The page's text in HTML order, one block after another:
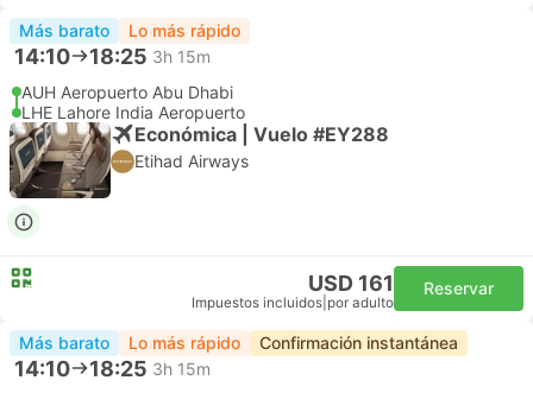
Más barato Lo más rápido
14:10 18:25 3h 15m
AUH Aeropuerto Abu Dhabi
LHE Lahore India Aeropuerto
Económica | Vuelo #EY288
Etihad Airways
USD 161
Impuestos incluidos por adulto
Reservar
Más barato Lo más rápido Confirmación instantánea
14:10 18:25 3h 15m